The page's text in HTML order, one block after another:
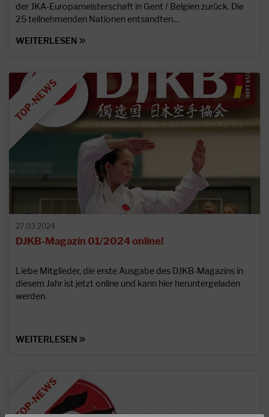
der JKA-Europameisterschaft in Gent / Belgien zurück. Die
25 teilnehmenden Nationen entsandten…
WEITERLESEN
27.03.2024
DJKB-Magazin 01/2024 online!
Liebe Mitglieder, die erste Ausgabe des DJKB-Magazins in
diesem Jahr ist jetzt online und kann hier heruntergeladen
werden.
WEITERLESEN